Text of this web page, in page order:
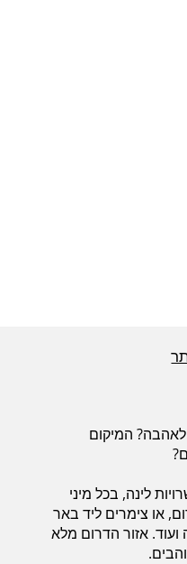
עמקים
המיקום
לינה, בכל מיני
או צימרים ליד באר
אזור הדרום מלא